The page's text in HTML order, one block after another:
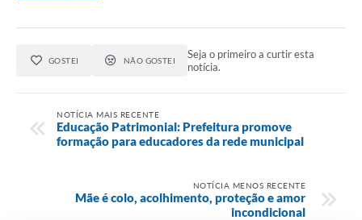
GOSTEI NÃO GOSTEI
Seja o primeiro a curtir esta
notícia.
NOTÍCIA MAIS RECENTE
Educação Patrimonial: Prefeitura promove
formação para educadores da rede municipal
NOTÍCIA MENOS RECENTE
Mãe é colo, acolhimento, proteção e amor
incondicional